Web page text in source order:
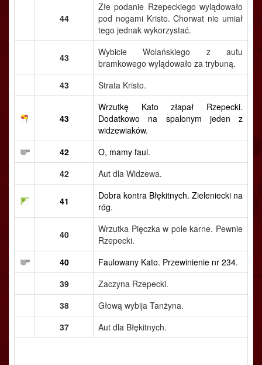
44
Złe podanie Rzepeckiego wylądowało
pod nogami Kristo. Chorwat nie umiał
tego jednak wykorzystać.
43
Wybicie Wolańskiego z autu
bramkowego wylądowało za trybuną.
43
Strata Kristo.
43
Wrzutkę Kato złapał Rzepecki.
Dodatkowo na spalonym jeden z
widzewiaków.
42
O, mamy faul.
42
Aut dla Widzewa.
41
Dobra kontra Błękitnych. Zieleniecki na
róg.
40
Wrzutka Pięczka w pole karne. Pewnie
Rzepecki.
40
Faulowany Kato. Przewinienie nr 234.
39
Zaczyna Rzepecki.
38
Głową wybija Tanżyna.
37
Aut dla Błękitnych.